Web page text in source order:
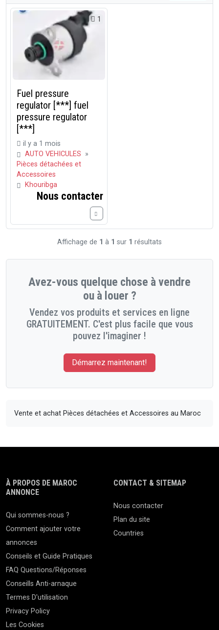
1
Fuel pressure
regulator [***] fuel
pressure regulator
[***]
il y a 1 mois
AUTO VEHICULES »
Pièces détachées et
Accessoires
Khouribga
Nous contacter
Affichage de 1 à 1 sur 1 résultats
Avez-vous quelque chose à vendre
ou à louer ?
Vendez vos produits et services en ligne
GRATUITEMENT. C'est plus facile que vous
pouvez l'imaginer !
Démarrez maintenant!
Vente et achat Pièces détachées et Accessoires au Maroc
À PROPOS DE MAROC
ANNONCE
Qui sommes-nous ?
Comment ajouter votre
annonces
Conseils et Guide Pratiques
FAQ Questions/Réponses
Conseills Anti-arnaque
Termes D'utilisation
Privacy Policy
Les Cookies
CONTACT & SITEMAP
Nous contacter
Plan du site
Countries